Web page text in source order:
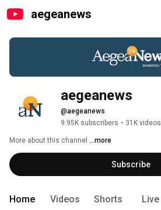
aegeanews
aegeanews
@aegeanews
9.95K subscribers • 31K videos
More about this channel ...more
Subscribe
Home Videos Shorts Live